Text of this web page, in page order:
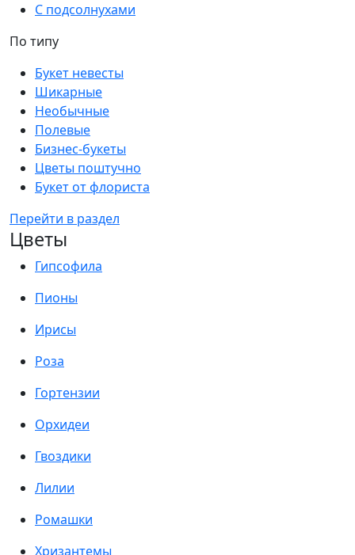
С подсолнухами
По типу
Букет невесты
Шикарные
Необычные
Полевые
Бизнес-букеты
Цветы поштучно
Букет от флориста
Перейти в раздел
Цветы
Гипсофила
Пионы
Ирисы
Роза
Гортензии
Орхидеи
Гвоздики
Лилии
Ромашки
Хризантемы